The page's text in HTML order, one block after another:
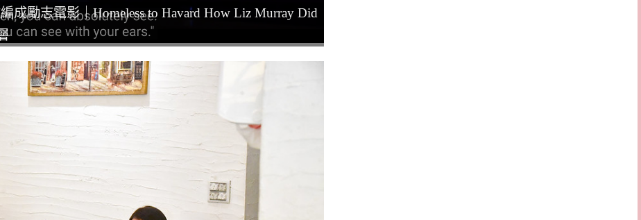
成勵志電影｜Homeless to Havard How Liz Murray Did